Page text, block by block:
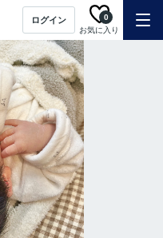
ログイン
お気に入り
0